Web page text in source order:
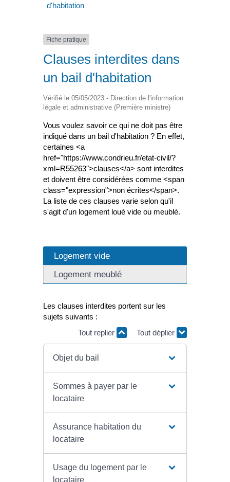
d'habitation
Fiche pratique
Clauses interdites dans
un bail d'habitation
Vérifié le 05/05/2023 - Direction de l'information
légale et administrative (Première ministre)
Vous voulez savoir ce qui ne doit pas être
indiqué dans un bail d'habitation ? En effet,
certaines <a
href="https://www.condrieu.fr/etat-civil/?
xml=R55263">clauses</a> sont interdites
et doivent être considérées comme <span
class="expression">non écrites</span>.
La liste de ces clauses varie selon qu'il
s'agit d'un logement loué vide ou meublé.
Logement vide
Logement meublé
Les clauses interdites portent sur les
sujets suivants :
Tout replier
Tout déplier
Objet du bail
Sommes à payer par le
locataire
Assurance habitation du
locataire
Usage du logement par le
locataire